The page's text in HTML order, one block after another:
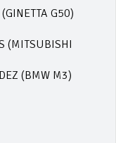
G50)
(MITSUBISHI
(BMW M3)